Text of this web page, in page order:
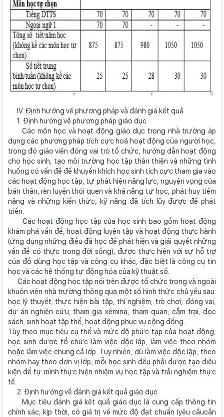
IV. Định hướng về phương pháp và đánh giá kết quả
1. Định hướng về phương pháp giáo dục
Các môn học và hoạt động giáo dục trong nhà trường áp
dụng các phương pháp tích cực hoá hoạt động của người học,
trong đó giáo viên đóng vai trò tổ chức, hướng dẫn hoạt động
cho học sinh, tạo môi trường học tập thân thiện và những tình
huống có vấn đề để khuyến khích học sinh tích cực tham gia vào
các hoạt động học tập, tự phát hiện năng lực, nguyện vọng của
bản thân, rèn luyện thói quen và khả năng tự học, phát huy tiềm
năng và những kiến thức, kỹ năng đã tích lũy được để phát
triển.
Các hoạt động học tập của học sinh bao gồm hoạt động
khám phá vấn đề, hoạt động luyện tập và hoạt động thực hành
(ứng dụng những điều đã học để phát hiện và giải quyết những
vấn đề có thực trong đời sống), được thực hiện với sự hỗ trợ
của đồ dùng học tập và công cụ khác, đặc biệt là công cụ tin
học và các hệ thống tự động hóa của kỹ thuật số.
Các hoạt động học tập nói trên được tổ chức trong và ngoài
khuôn viên nhà trường thông qua một số hình thức chủ yếu sau:
học lý thuyết; thực hiện bài tập, thí nghiệm, trò chơi, đóng vai,
dự án nghiên cứu; tham gia xêmina, tham quan, cắm trại, đọc
sách; sinh hoạt tập thể, hoạt động phục vụ cộng đồng.
Tùy theo mục tiêu cụ thể và mức độ phức tạp của hoạt động,
học sinh được tổ chức làm việc độc lập, làm việc theo nhóm
hoặc làm việc chung cả lớp. Tuy nhiên, dù làm việc độc lập, theo
nhóm hay theo đơn vị lớp, mỗi học sinh đều phải được tạo điều
kiện để tự mình thực hiện nhiệm vụ học tập và trải nghiệm thực
tế.
2. Định hướng về đánh giá kết quả giáo dục
Mục tiêu đánh giá kết quả giáo dục là cung cấp thông tin
chính xác, kịp thời, có giá trị về mức độ đạt chuẩn (yêu cầucần